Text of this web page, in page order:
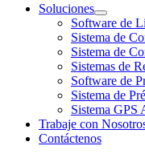
Soluciones
Software de
Sistema de
Sistema de
Sistemas de
Software de
Sistema de
Sistema GPS
Trabaje con
Contáctenos